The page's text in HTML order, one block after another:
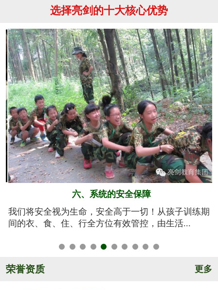
选择亮剑的十大核心优势
五、规范的军训基地
亮剑军事夏令营的训练基地训练设施设备齐全，军事
氛围浓厚，后勤保障完善，管理规范安全，纪...
荣誉资质 更多